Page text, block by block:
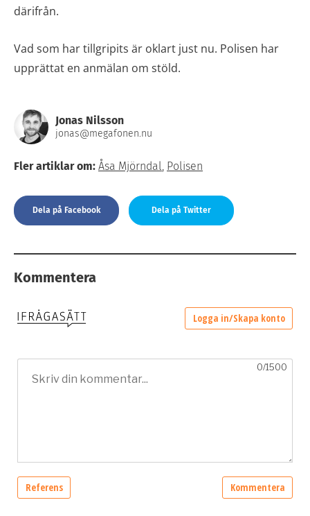
därifrån.
Vad som har tillgripits är oklart just nu. Polisen har
upprättat en anmälan om stöld.
Jonas Nilsson
jonas@megafonen.nu
Fler artiklar om: Åsa Mjörndal, Polisen
Dela på Facebook Dela på Twitter
Kommentera